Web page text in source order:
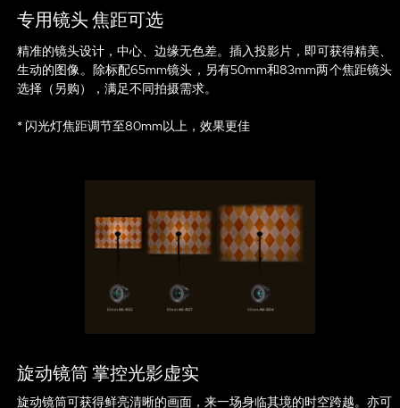
专用镜头 焦距可选
精准的镜头设计，中心、边缘无色差。插入投影片，即可获得精美、
生动的图像。除标配65mm镜头，另有50mm和83mm两个焦距镜头
选择（另购），满足不同拍摄需求。
* 闪光灯焦距调节至80mm以上，效果更佳
旋动镜筒 掌控光影虚实
旋动镜筒可获得鲜亮清晰的画面，来一场身临其境的时空跨越。亦可